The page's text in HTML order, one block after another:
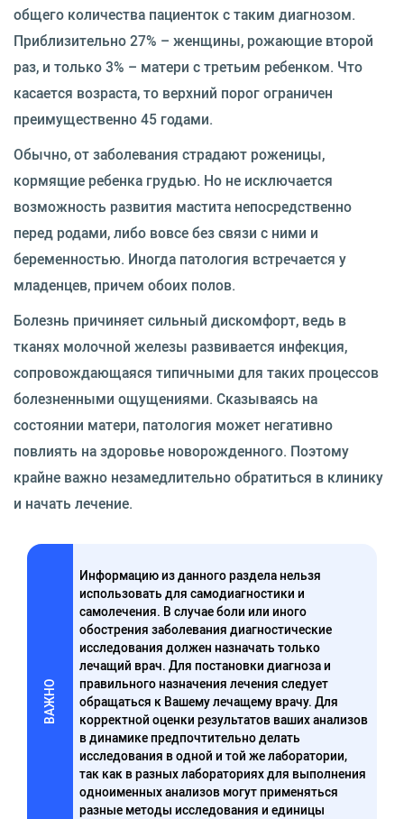
общего количества пациенток с таким диагнозом.
Приблизительно 27% – женщины, рожающие второй
раз, и только 3% – матери с третьим ребенком. Что
касается возраста, то верхний порог ограничен
преимущественно 45 годами.
Обычно, от заболевания страдают роженицы,
кормящие ребенка грудью. Но не исключается
возможность развития мастита непосредственно
перед родами, либо вовсе без связи с ними и
беременностью. Иногда патология встречается у
младенцев, причем обоих полов.
Болезнь причиняет сильный дискомфорт, ведь в
тканях молочной железы развивается инфекция,
сопровождающаяся типичными для таких процессов
болезненными ощущениями. Сказываясь на
состоянии матери, патология может негативно
повлиять на здоровье новорожденного. Поэтому
крайне важно незамедлительно обратиться в клинику
и начать лечение.
ВАЖНО
Информацию из данного раздела нельзя
использовать для самодиагностики и
самолечения. В случае боли или иного
обострения заболевания диагностические
исследования должен назначать только
лечащий врач. Для постановки диагноза и
правильного назначения лечения следует
обращаться к Вашему лечащему врачу. Для
корректной оценки результатов ваших анализов
в динамике предпочтительно делать
исследования в одной и той же лаборатории,
так как в разных лабораториях для выполнения
одноименных анализов могут применяться
разные методы исследования и единицы